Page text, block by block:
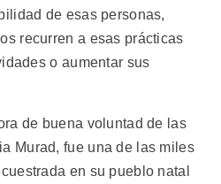
de esas personas,
recurren a esas prácticas
o aumentar sus
de buena voluntad de las
Murad, fue una de las miles
en su pueblo natal